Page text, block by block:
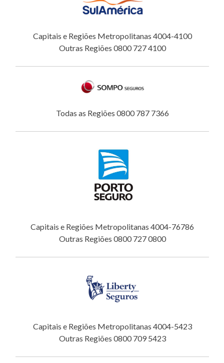
Capitais e Regiões Metropolitanas 4004-4100
Outras Regiões 0800 727 4100
Todas as Regiões 0800 787 7366
Capitais e Regiões Metropolitanas 4004-76786
Outras Regiões 0800 727 0800
Capitais e Regiões Metropolitanas 4004-5423
Outras Regiões 0800 709 5423